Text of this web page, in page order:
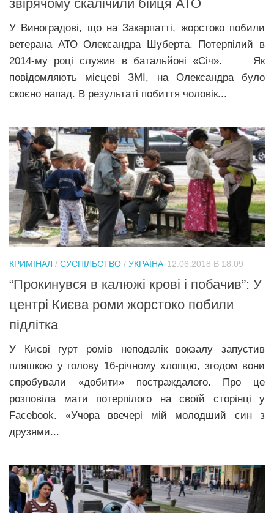
звірячому скалічили бійця АТО
У Виноградові, що на Закарпатті, жорстоко побили
ветерана АТО Олександра Шуберта. Потерпілий в
2014-му році служив в батальйоні «Січ». Як
повідомляють місцеві ЗМІ, на Олександра було
скоєно напад. В результаті побиття чоловік...
КРИМІНАЛ / СУСПІЛЬСТВО / УКРАЇНА 12.06.2018 В 18:09
“Прокинувся в калюжі крові і побачив”: У
центрі Києва роми жорстоко побили
підлітка
У Києві гурт ромів неподалік вокзалу запустив
пляшкою у голову 16-річному хлопцю, згодом вони
спробували «добити» постраждалого. Про це
розповіла мати потерпілого на своїй сторінці у
Facebook. «Учора ввечері мій молодший син з
друзями...